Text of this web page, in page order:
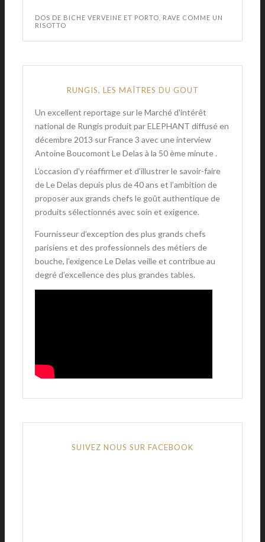
DOS DE BICHE VERVEINE ET PORTO, RAVE COMME UN
RISOTTO
RUNGIS, LES MAÎTRES DU GOUT
Un excellent reportage sur le Marché d'intérêt
national de Rungis produit par ELEPHANT diffusé en
décembre 2013 sur France 3 avec une interview
Antoine Boucomont Le Delas à la 50 ème minute .
L'occasion d'y réaffirmer et d'illustrer le savoir-faire
de Le Delas depuis plus de 40 ans et l’ambition de
proposer aux grands chefs le goût authentique de
produits sélectionnés avec soin et exigence.
Fournisseur d’exception des plus grands chefs
parisiens et des professionnels des métiers de
bouche, l'exigence Le Delas veille et contribue au
degré d’excellence des plus grandes tables.
SUIVEZ NOUS SUR FACEBOOK